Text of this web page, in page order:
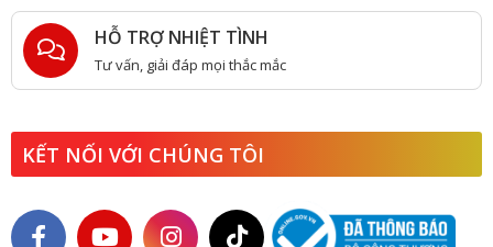
HỖ TRỢ NHIỆT TÌNH
Tư vấn, giải đáp mọi thắc mắc
KẾT NỐI VỚI CHÚNG TÔI